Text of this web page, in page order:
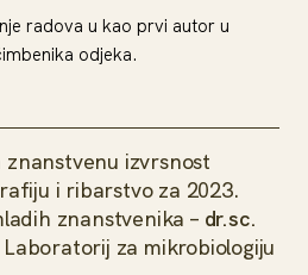
radova u kao prvi autor u
odjeka.
izvrsnost
i ribarstvo za 2023.
znanstvenika – dr.sc.
Laboratorij za mikrobiologiju